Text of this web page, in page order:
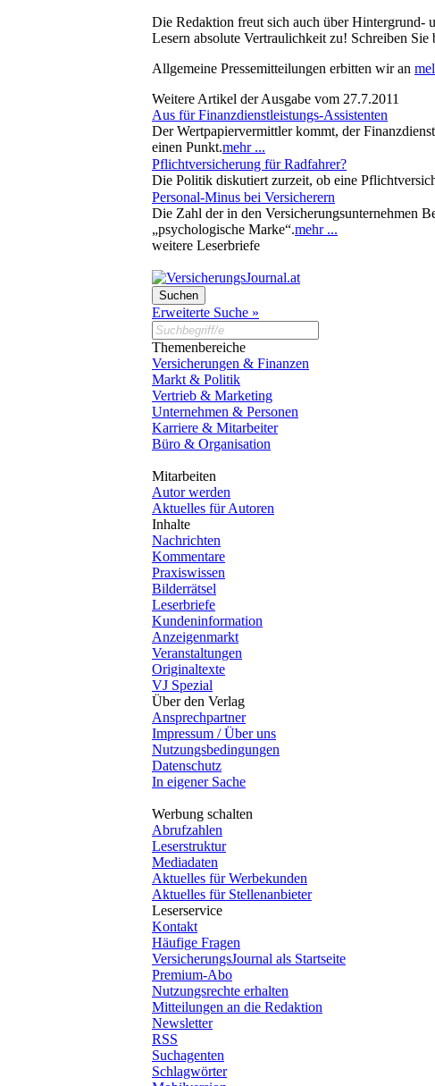
Die Redaktion freut sich auch über Hintergrund-
Lesern absolute Vertraulichkeit zu! Schreiben Sie
Allgemeine Pressemitteilungen erbitten wir an
Weitere Artikel der Ausgabe vom 27.7.2011
Aus für Finanzdienstleistungs-Assistenten
Der Wertpapiervermittler kommt, der
einen Punkt.mehr ...
Pflichtversicherung für Radfahrer?
Die Politik diskutiert zurzeit, ob eine
Personal-Minus bei Versicherern
Die Zahl der in den Versicherungsunternehmen
„psychologische Marke“.mehr ...
weitere Leserbriefe
Erweiterte Suche »
Themenbereiche
Versicherungen & Finanzen
Markt & Politik
Vertrieb & Marketing
Unternehmen & Personen
Karriere & Mitarbeiter
Büro & Organisation
Mitarbeiten
Autor werden
Aktuelles für Autoren
Inhalte
Nachrichten
Kommentare
Praxiswissen
Bilderrätsel
Leserbriefe
Kundeninformation
Anzeigenmarkt
Veranstaltungen
Originaltexte
VJ Spezial
Über den Verlag
Ansprechpartner
Impressum / Über uns
Nutzungsbedingungen
Datenschutz
In eigener Sache
Werbung schalten
Abrufzahlen
Leserstruktur
Mediadaten
Aktuelles für Werbekunden
Aktuelles für Stellenanbieter
Leserservice
Kontakt
Häufige Fragen
VersicherungsJournal als Startseite
Premium-Abo
Nutzungsrechte erhalten
Mitteilungen an die Redaktion
Newsletter
RSS
Suchagenten
Schlagwörter